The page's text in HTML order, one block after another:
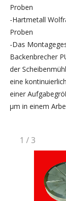
Proben
-Hartmetall
Proben
-Das
Backenbrecher
der
eine
einer
µm in einem
1 /3